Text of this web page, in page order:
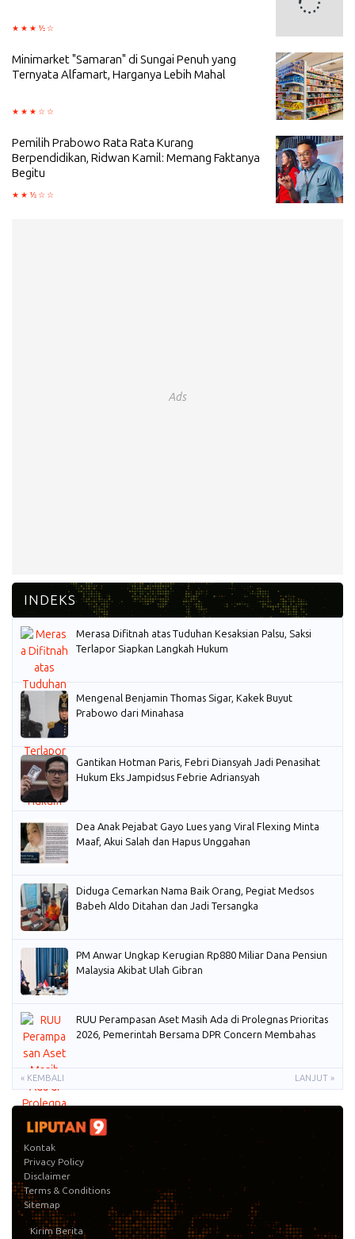
Minimarket "Samaran" di Sungai Penuh yang
Ternyata Alfamart, Harganya Lebih Mahal
Pemilih Prabowo Rata Rata Kurang
Berpendidikan, Ridwan Kamil: Memang Faktanya
Begitu
Ads
Merasa Difitnah atas Tuduhan Kesaksian Palsu, Saksi
Terlapor Siapkan Langkah Hukum
Mengenal Benjamin Thomas Sigar, Kakek Buyut
Prabowo dari Minahasa
Gantikan Hotman Paris, Febri Diansyah Jadi Penasihat
Hukum Eks Jampidsus Febrie Adriansyah
Dea Anak Pejabat Gayo Lues yang Viral Flexing Minta
Maaf, Akui Salah dan Hapus Unggahan
Diduga Cemarkan Nama Baik Orang, Pegiat Medsos
Babeh Aldo Ditahan dan Jadi Tersangka
PM Anwar Ungkap Kerugian Rp880 Miliar Dana Pensiun
Malaysia Akibat Ulah Gibran
RUU Perampasan Aset Masih Ada di Prolegnas Prioritas
2026, Pemerintah Bersama DPR Concern Membahas
« KEMBALI LANJUT »
Kontak
Privacy Policy
Disclaimer
Terms & Conditions
Sitemap
Kirim Berita